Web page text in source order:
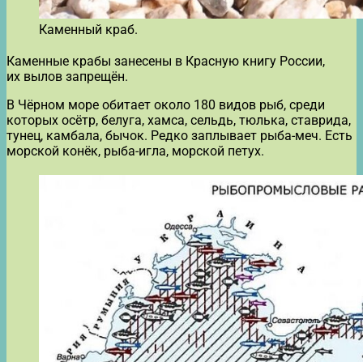
Каменный краб.
Каменные крабы занесены в Красную книгу России,
их вылов запрещён.
В Чёрном море обитает около 180 видов рыб, среди
которых осётр, белуга, хамса, сельдь, тюлька, ставрида,
тунец, камбала, бычок. Редко заплывает рыба-меч. Есть
морской конёк, рыба-игла, морской петух.